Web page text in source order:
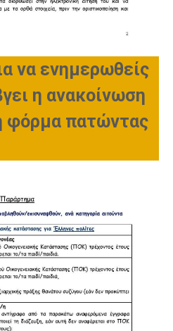
να ενημερωθείς
η ανακοίνωση
φόρμα πατώντας